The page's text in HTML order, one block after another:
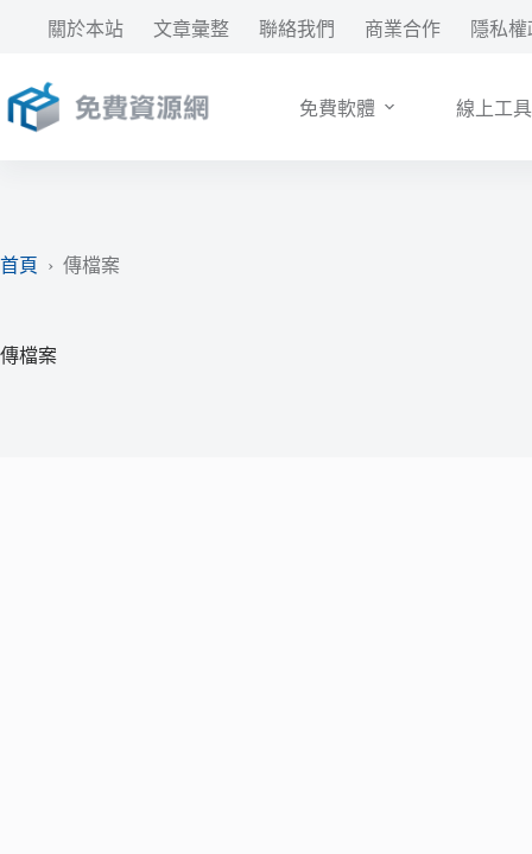
要
內
關於本站 文章彙整 聯絡我們 商業合作 隱私
免費軟體 線上工具
首頁 › 傳檔案
傳檔案